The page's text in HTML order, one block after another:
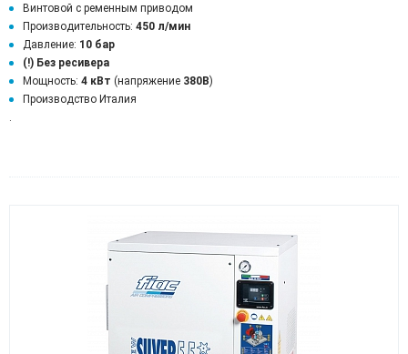
Винтовой с ременным приводом
Производительность: 450 л/мин
Давление: 10 бар
(!) Без ресивера
Мощность: 4 кВт (напряжение 380В)
Производство Италия